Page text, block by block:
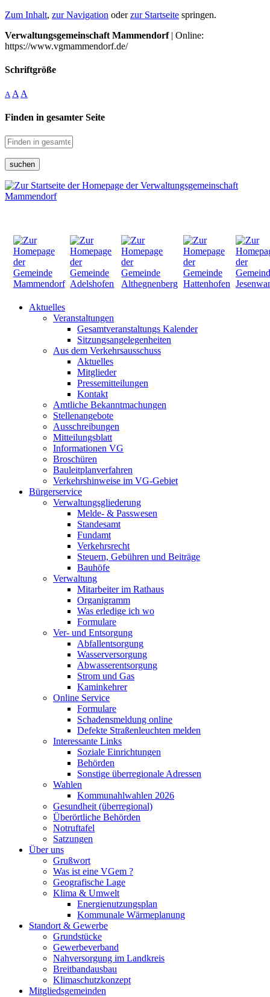
Zum Inhalt, zur Navigation oderzur Startseite springen.
Verwaltungsgemeinschaft Mammendorf| Online:
https://www.vgmammendorf.de/
Schriftgröße
A A A
Finden in gesamter Seite
suchen
Aktuelles
Veranstaltungen
Gesamtveranstaltungs Kalender
Sitzungsangelegenheiten
Aus dem Verkehrsausschuss
Aktuelles
Mitglieder
Pressemitteilungen
Kontakt
Amtliche Bekanntmachungen
Stellenangebote
Ausschreibungen
Mitteilungsblatt
Informationen VG
Broschüren
Bauleitplanverfahren
Verkehrshinweise im VG-Gebiet
Bürgerservice
Verwaltungsgliederung
Melde- & Passwesen
Standesamt
Fundamt
Verkehrsrecht
Steuern, Gebühren und Beiträge
Bauhöfe
Verwaltung
Mitarbeiter im Rathaus
Organigramm
Was erledige ich wo
Formulare
Ver- und Entsorgung
Abfallentsorgung
Wasserversorgung
Abwasserentsorgung
Strom und Gas
Kaminkehrer
Online Service
Formulare
Schadensmeldung online
Defekte Straßenleuchten melden
Interessante Links
Soziale Einrichtungen
Behörden
Sonstige überregionale Adressen
Wahlen
Kommunahlwahlen 2026
Gesundheit (überregional)
Überörtliche Behörden
Notruftafel
Satzungen
Über uns
Grußwort
Was ist eine VGem ?
Geografische Lage
Klima & Umwelt
Energienutzungsplan
Kommunale Wärmeplanung
Standort & Gewerbe
Grundstücke
Gewerbeverband
Nahversorgung im Landkreis
Breitbandausbau
Klimaschutzkonzept
Mitgliedsgemeinden